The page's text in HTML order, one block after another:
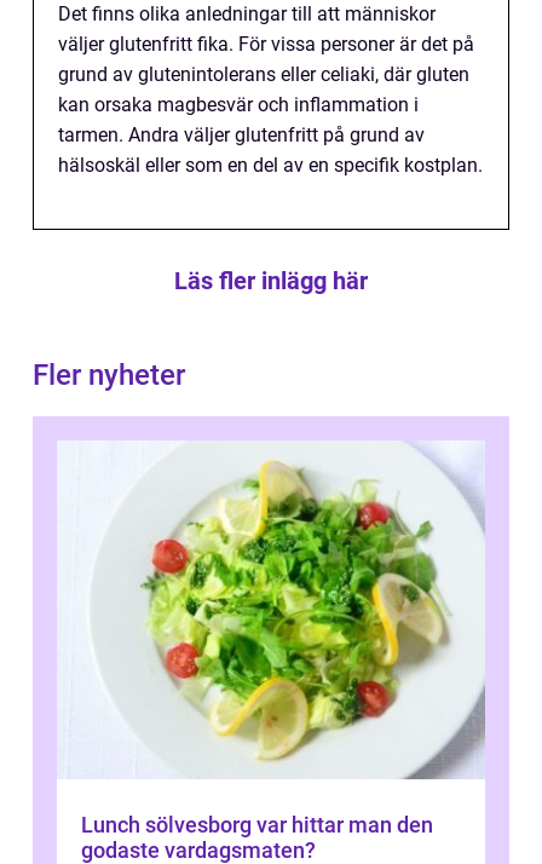
Det finns olika anledningar till att människor
väljer glutenfritt fika. För vissa personer är det på
grund av glutenintolerans eller celiaki, där gluten
kan orsaka magbesvär och inflammation i
tarmen. Andra väljer glutenfritt på grund av
hälsoskäl eller som en del av en specifik kostplan.
Läs fler inlägg här
Fler nyheter
Lunch sölvesborg var hittar man den
godaste vardagsmaten?